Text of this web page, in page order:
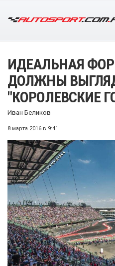
ИДЕАЛЬНАЯ
ДОЛЖНЫ
"КОРОЛЕВСКИЕ
Иван Беликов
8 марта 2016 в 9:41